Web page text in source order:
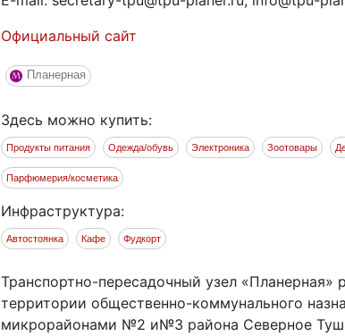
Официальный сайт
Планерная
Здесь можно купить:
Продукты питания Одежда/обувь Электроника Зоотовары
Парфюмерия/косметика
Инфраструктура:
Автостоянка Кафе Фудкорт
Транспортно-пересадочный узел «Планерная»
территории общественно-коммунального
микрорайонами №2 и№3 района Северное